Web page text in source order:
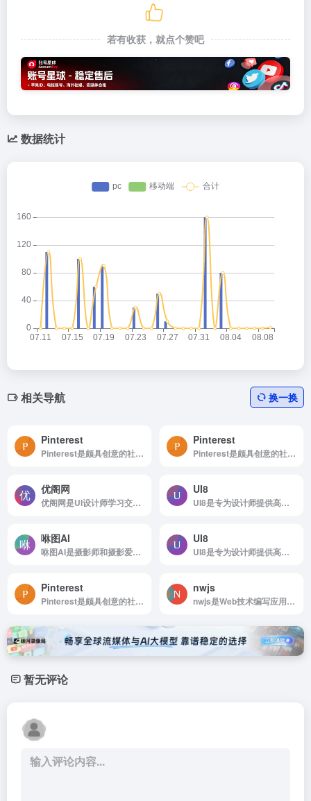
若有收获，就点个赞吧
数据统计
相关导航 换一换
Pinterest
Pinterest是颇具创意的社交媒体和图片分享平台
Pinterest
Pinterest是颇具创意的社交媒体和图片分享平台
优阁网
优阁网是UI设计师学习交流分享论坛
UI8
UI8是专为设计师提供高质量UI设计资源的网站
咻图AI
咻图AI是摄影师和摄影爱好者提供全面的照片处理解决方案
UI8
UI8是专为设计师提供高质量UI设计资源的网站
Pinterest
Pinterest是颇具创意的社交媒体和图片分享平台
nwjs
nwjs是Web技术编写应用程序的新方法
暂无评论